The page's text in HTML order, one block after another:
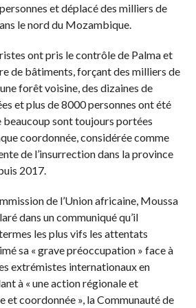
et déplacé des milliers de
le nord du Mozambique.
ont pris le contrôle de Palma et
de bâtiments, forçant des milliers de
forêt voisine, des dizaines de
et plus de 8000 personnes ont été
beaucoup sont toujours portées
coordonnée, considérée comme
de l’insurrection dans la province
2017.
de l’Union africaine, Moussa
dans un communiqué qu’il
les plus vifs les attentats
sa « grave préoccupation » face à
extrémistes internationaux en
à « une action régionale et
et coordonnée », la Communauté de